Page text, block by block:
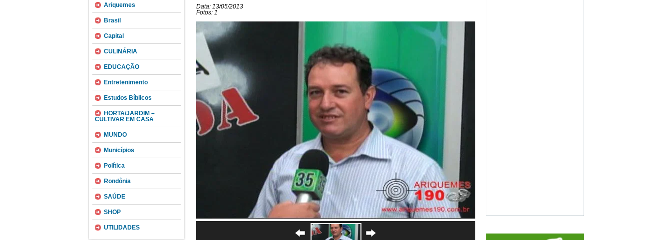
Ariquemes
Brasil
Capital
CULINÁRIA
EDUCAÇÃO
Entretenimento
Estudos Bíblicos
HORTA/JARDIM –
CULTIVAR EM CASA
MUNDO
Municípios
Política
Rondônia
SAÚDE
SHOP
UTILIDADES
Data: 13/05/2013
Fotos: 1